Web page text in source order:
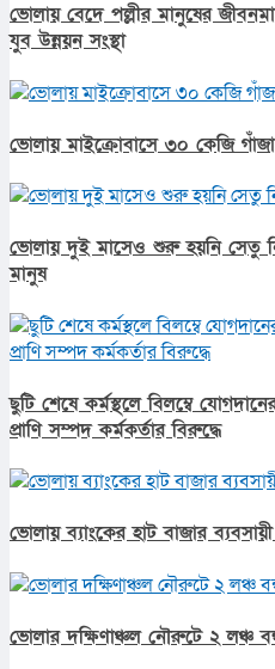
ভোলায় বেদে পল্লীর মানুষের
যুব উন্নয়ন সংস্থা
ভোলায় মাইক্রোবাসে ৩০ কেজি
ভোলায় দুই মাসেও শুরু হয়নি সেতু
মানুষ
ছুটি শেষে কর্মস্থলে বিলম্বে
প্রাণি সম্পদ কর্মকর্তার বিরুদ্ধে
ভোলায় ব্যাংকের হাট বাজার
ভোলার দক্ষিণাঞ্চল নৌরুটে ২ লঞ্চ